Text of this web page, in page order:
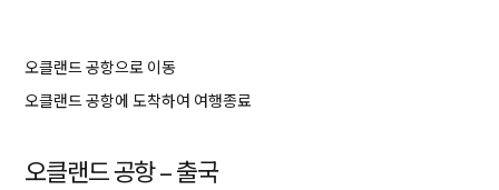
오클랜드 공항으로 이동
오클랜드 공항에 도착하여 여행종료
오클랜드 공항 – 출국